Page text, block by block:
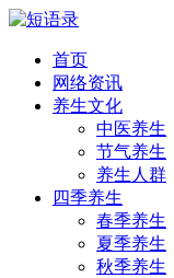
首页
网络资讯
养生文化
中医养生
节气养生
养生人群
四季养生
春季养生
夏季养生
秋季养生